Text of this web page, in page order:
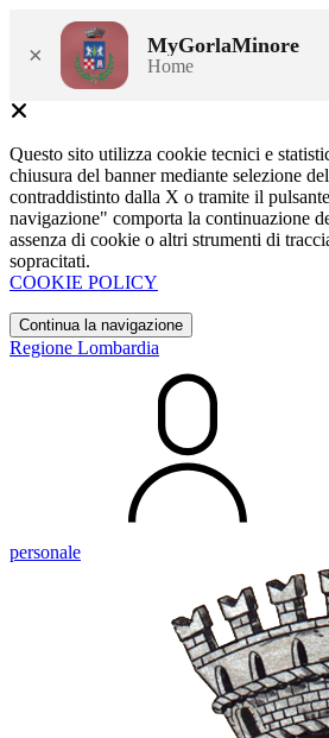
× MyGorlaMinore
Home
Questo sito utilizza cookie tecnici e
chiusura del banner mediante selezione
contraddistinto dalla X o tramite il
navigazione" comporta la continuazione
assenza di cookie o altri strumenti di
sopracitati.
COOKIE POLICY
Continua la navigazione
Regione Lombardia
personale